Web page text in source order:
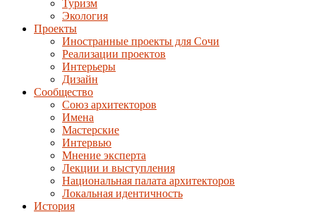
Туризм
Экология
Проекты
Иностранные проекты для Сочи
Реализации проектов
Интерьеры
Дизайн
Сообщество
Союз архитекторов
Имена
Мастерские
Интервью
Мнение эксперта
Лекции и выступления
Национальная палата архитекторов
Локальная идентичность
История